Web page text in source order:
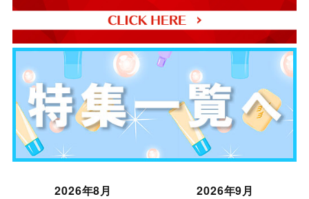
2026年8月
2026年9月